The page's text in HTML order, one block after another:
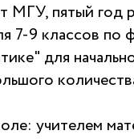
МГУ, пятый год
7-9 классов по
для
учителем